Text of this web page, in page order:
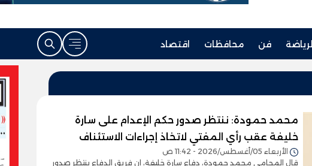
الرياضة فن محافظات اقتصاد
محمد حمودة: ننتظر صدور حكم الإعدام على سارة
خليفة عقب رأي المفتي لاتخاذ إجراءات الاستئناف
الأربعاء 05/أغسطس/2026 - 11:42 ص
قال المحامي محمد حمودة، دفاع سارة خليفة، إن فريق الدفاع ينتظر صدور